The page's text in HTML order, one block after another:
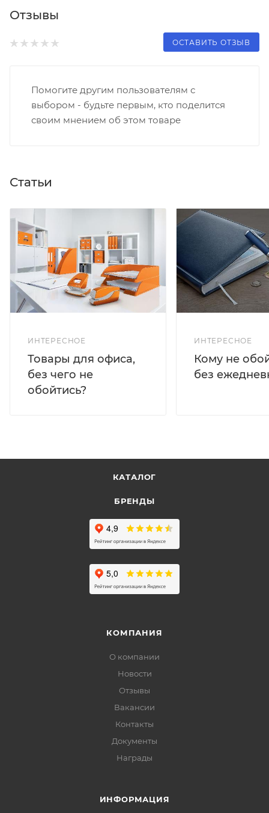
Отзывы
ОСТАВИТЬ ОТЗЫВ
Помогите другим пользователям с
выбором - будьте первым, кто поделится
своим мнением об этом товаре
Статьи
ИНТЕРЕСНОЕ
Товары для офиса,
без чего не
обойтись?
ИНТЕРЕСНОЕ
Кому не
без
КАТАЛОГ
БРЕНДЫ
КОМПАНИЯ
О компании
Новости
Отзывы
Вакансии
Контакты
Документы
Награды
ИНФОРМАЦИЯ